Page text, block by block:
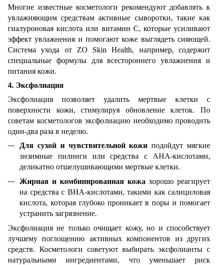
Многие известные косметологи рекомендуют добавлять к
увлажняющим средствам активные сыворотки, такие как
гиалуроновая кислота или витамин С, которые усиливают
эффект увлажнения и помогают коже выглядеть сияющей.
Система ухода от ZO Skin Health, например, содержит
специальные формулы для всестороннего увлажнения и
питания кожи.
4. Эксфолиация
Эксфолиация позволяет удалить мертвые клетки с
поверхности кожи, стимулируя обновление клеток. По
советам косметологов эксфолиацию необходимо проводить
один-два раза в неделю.
Для сухой и чувствительной кожиподойдут мягкие
энзимные пилинги или средства с AHA-кислотами,
деликатно отшелушивающими мертвые клетки.
Жирная и комбинированная кожа хорошо реагирует
на средства с BHA-кислотами, такими как салициловая
кислота, которая глубоко проникает в поры и помогает
устранить загрязнение.
Эксфолиация не только очищает кожу, но и способствует
лучшему поглощению активных компонентов из других
средств. Косметологи советуют выбирать эксфолианты с
натуральными ингредиентами, что уменьшает риск